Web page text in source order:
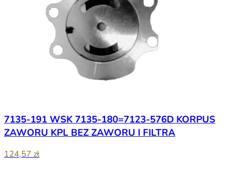
7135-191 WSK 7135-180=7123-576D KORPUS
ZAWORU KPL BEZ ZAWORU I FILTRA
124,57 zł